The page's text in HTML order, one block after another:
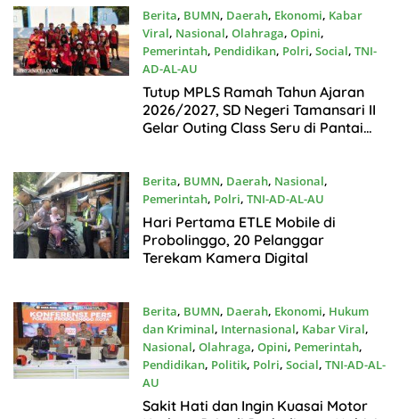
Berita, BUMN, Daerah, Ekonomi, Kabar
Viral, Nasional, Olahraga, Opini,
Pemerintah, Pendidikan, Polri, Social, TNI-
AD-AL-AU
Juli18, 2026
Tutup MPLS Ramah Tahun Ajaran
2026/2027, SD Negeri Tamansari II
Gelar Outing Class Seru di Pantai
Berita, BUMN, Daerah, Nasional,
Pemerintah, Polri, TNI-AD-AL-AU
Juli18, 2026
Hari Pertama ETLE Mobile di
Probolinggo, 20 Pelanggar
Terekam Kamera Digital
Berita, BUMN, Daerah, Ekonomi, Hukum
dan Kriminal, Internasional, Kabar Viral,
Nasional, Olahraga, Opini, Pemerintah,
Pendidikan, Politik, Polri, Social, TNI-AD-AL-
AU
Juli17, 2026
Sakit Hati dan Ingin Kuasai Motor